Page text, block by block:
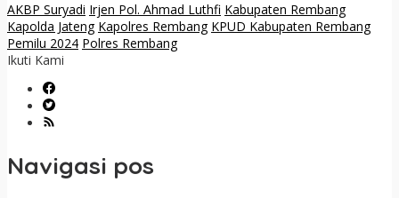
AKBP Suryadi Irjen Pol. Ahmad Luthfi Kabupaten Rembang
Kapolda Jateng Kapolres Rembang KPUD Kabupaten Rembang
Pemilu 2024 Polres Rembang
Ikuti Kami
Navigasi pos